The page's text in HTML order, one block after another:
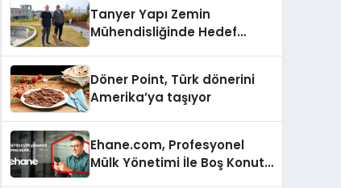
Tanyer Yapı Zemin
Mühendisliğinde Hedef
Döner Point, Türk dönerini
Amerika’ya taşıyor
Ehane.com, Profesyonel
Mülk Yönetimi İle Boş Konut